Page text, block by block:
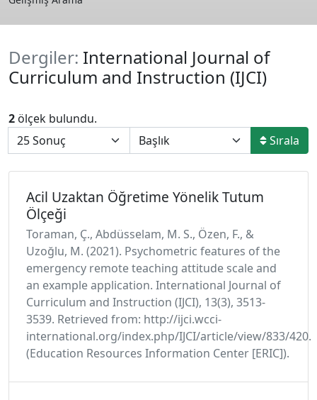
Dergiler: International Journal of
Curriculum and Instruction (IJCI)
2 ölçek bulundu.
Sırala
Acil Uzaktan Öğretime Yönelik Tutum
Ölçeği
Toraman, Ç., Abdüsselam, M. S., Özen, F., &
Uzoğlu, M. (2021). Psychometric features of the
emergency remote teaching attitude scale and
an example application. International Journal of
Curriculum and Instruction (IJCI), 13(3), 3513-
3539. Retrieved from: http://ijci.wcci-
international.org/index.php/IJCI/article/view/833/420.
(Education Resources Information Center [ERIC]).